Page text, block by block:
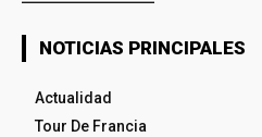
NOTICIAS PRINCIPALES
Actualidad
Tour De Francia